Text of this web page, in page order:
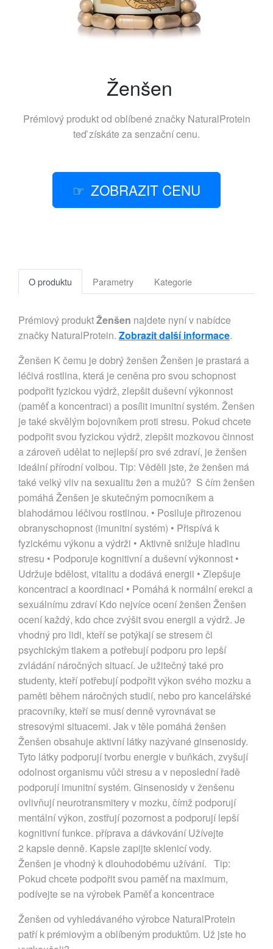
Ženšen
Prémiový produkt od oblíbené značky NaturalProtein
teď získáte za senzační cenu.
ZOBRAZIT CENU
O produktu Parametry Kategorie
Prémiový produktŽenšen najdete nyní v nabídce
značky NaturalProtein. Zobrazit další informace.
Ženšen K čemu je dobrý ženšen Ženšen je prastará a
léčivá rostlina, která je ceněna pro svou schopnost
podpořit fyzickou výdrž, zlepšit duševní výkonnost
(paměť a koncentraci) a posílit imunitní systém. Ženšen
je také skvělým bojovníkem proti stresu. Pokud chcete
podpořit svou fyzickou výdrž, zlepšit mozkovou činnost
a zároveň udělat to nejlepší pro své zdraví, je ženšen
ideální přírodní volbou. Tip: Věděli jste, že ženšen má
také velký vliv na sexualitu žen a mužů? S čím ženšen
pomáhá Ženšen je skutečným pomocníkem a
blahodárnou léčivou rostlinou. • Posiluje přirozenou
obranyschopnost (imunitní systém) • Přispívá k
fyzickému výkonu a výdrži • Aktivně snižuje hladinu
stresu • Podporuje kognitivní a duševní výkonnost •
Udržuje bdělost, vitalitu a dodává energii • Zlepšuje
koncentraci a koordinaci • Pomáhá k normální erekci a
sexuálnímu zdraví Kdo nejvíce ocení ženšen Ženšen
ocení každý, kdo chce zvýšit svou energii a výdrž. Je
vhodný pro lidi, kteří se potýkají se stresem či
psychickým tlakem a potřebují podporu pro lepší
zvládání náročných situací. Je užitečný také pro
studenty, kteří potřebují podpořit výkon svého mozku a
paměti během náročných studií, nebo pro kancelářské
pracovníky, kteří se musí denně vyrovnávat se
stresovými situacemi. Jak v těle pomáhá ženšen
Ženšen obsahuje aktivní látky nazývané ginsenosidy.
Tyto látky podporují tvorbu energie v buňkách, zvyšují
odolnost organismu vůči stresu a v neposlední řadě
podporují imunitní systém. Ginsenosidy v ženšenu
ovlivňují neurotransmitery v mozku, čímž podporují
mentální výkon, zostřují pozornost a podporují lepší
kognitivní funkce. příprava a dávkování Užívejte
2 kapsle denně. Kapsle zapijte sklenicí vody.
Ženšen je vhodný k dlouhodobému užívání. Tip:
Pokud chcete podpořit svou paměť na maximum,
podívejte se na výrobek Paměť a koncentrace
Ženšen od vyhledávaného výrobce NaturalProtein
patří k prémiovým a oblíbeným produktům. Už jste ho